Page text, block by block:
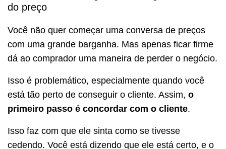
do preço
Você não quer começar uma conversa de preços
com uma grande barganha. Mas apenas ficar firme
dá ao comprador uma maneira de perder o negócio.
Isso é problemático, especialmente quando você
está tão perto de conseguir o cliente. Assim, o
primeiro passo é concordar com o cliente.
Isso faz com que ele sinta como se tivesse
cedendo. Você está dizendo que ele está certo, e o